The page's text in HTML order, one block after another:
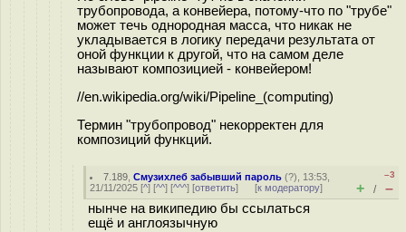
трубопровода, а конвейера, потому-что по "трубе"
может течь однородная масса, что никак не
укладывается в логику передачи результата от
оной функции к другой, что на самом деле
называют композицией - конвейером!
//en.wikipedia.org/wiki/Pipeline_(computing)
Термин "трубопровод" некорректен для
композиций функций.
7.189 ,Смузихлеб забывший пароль (?), 13:53,
21/11/2025 [^] [^^] [^^^] [ответить] [к модератору]
–3
+ / –
нынче на википедию бы ссылаться
ещё и англоязычную